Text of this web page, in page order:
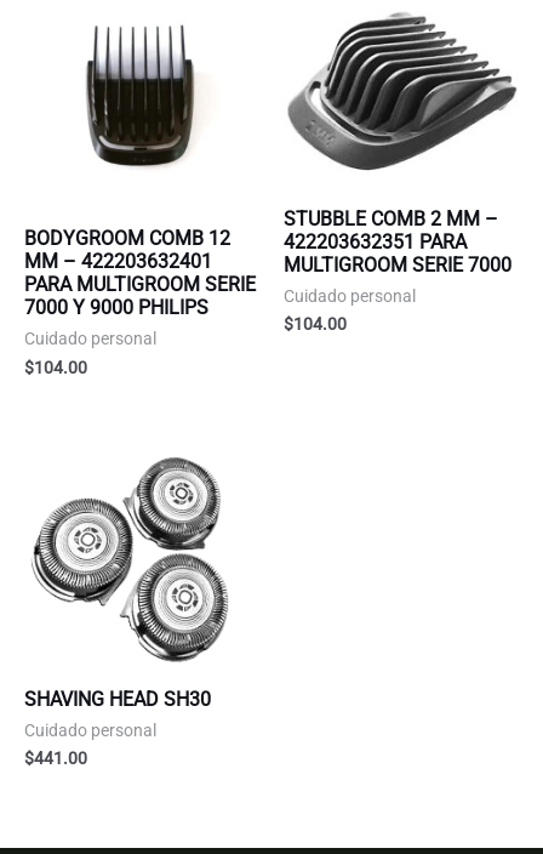
BODYGROOM COMB 12
MM – 422203632401
PARA MULTIGROOM SERIE
7000 Y 9000 PHILIPS
Cuidado personal
$104.00
STUBBLE COMB 2 MM –
422203632351 PARA
MULTIGROOM SERIE 7000
Cuidado personal
$104.00
SHAVING HEAD SH30
Cuidado personal
$441.00